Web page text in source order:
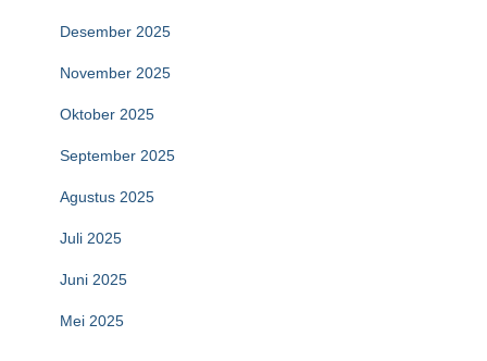
Desember 2025
November 2025
Oktober 2025
September 2025
Agustus 2025
Juli 2025
Juni 2025
Mei 2025